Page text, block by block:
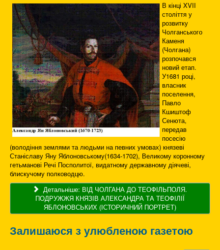
В кінці XVII
століття у
розвитку
Чолганського
Каменя
(Чолгана)
розпочався
новий етап.
У1681 році,
власник
поселення,
Павло
Кшиштоф
Сенюта,
передав
посесію
(володіння землями та людьми на певних умовах) князеві
Станіславу Яну Яблоновському(1634-1702), Великому коронному
гетьманові Речі Посполитої, видатному державному діячеві,
блискучому полководцю.
Детальніше: ВІД ЧОЛГАНА ДО ТЕОФІЛЬПОЛЯ.
ПОДРУЖЖЯ КНЯЗІВ АЛЕКСАНДРА ТА ТЕОФІЛІЇ
ЯБЛОНОВСЬКИХ (ІСТОРИЧНИЙ ПОРТРЕТ)
Залишаюся з улюбленою газетою